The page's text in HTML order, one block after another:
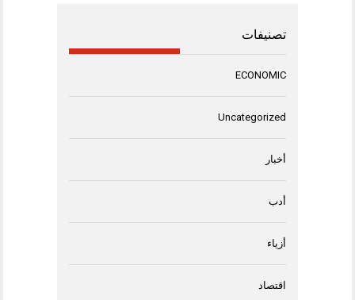
تصنيفات
ECONOMIC
Uncategorized
أخبار
أدب
أزياء
اقتصاد